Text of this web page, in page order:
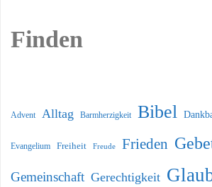
Finden
Advent Alltag Barmherzigkeit Bibel
Evangelium Freiheit Freude Frieden
Gemeinschaft Gerechtigkeit